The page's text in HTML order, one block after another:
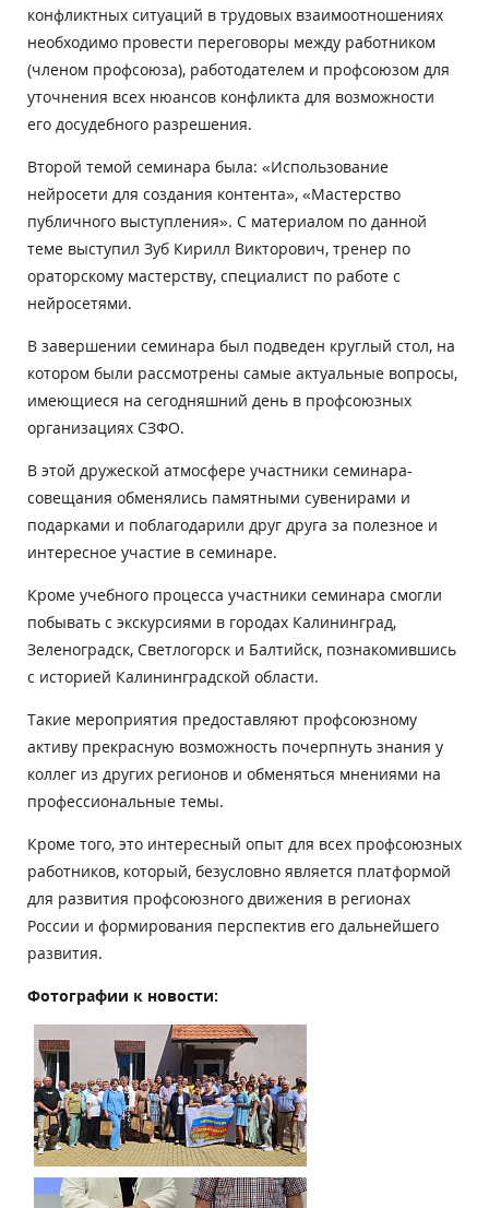
конфликтных ситуаций в трудовых взаимоотношениях
необходимо провести переговоры между работником
(членом профсоюза), работодателем и профсоюзом для
уточнения всех нюансов конфликта для возможности
его досудебного разрешения.
Второй темой семинара была: «Использование
нейросети для создания контента», «Мастерство
публичного выступления». С материалом по данной
теме выступил Зуб Кирилл Викторович, тренер по
ораторскому мастерству, специалист по работе с
нейросетями.
В завершении семинара был подведен круглый стол, на
котором были рассмотрены самые актуальные вопросы,
имеющиеся на сегодняшний день в профсоюзных
организациях СЗФО.
В этой дружеской атмосфере участники семинара-
совещания обменялись памятными сувенирами и
подарками и поблагодарили друг друга за полезное и
интересное участие в семинаре.
Кроме учебного процесса участники семинара смогли
побывать с экскурсиями в городах Калининград,
Зеленоградск, Светлогорск и Балтийск, познакомившись
с историей Калининградской области.
Такие мероприятия предоставляют профсоюзному
активу прекрасную возможность почерпнуть знания у
коллег из других регионов и обменяться мнениями на
профессиональные темы.
Кроме того, это интересный опыт для всех профсоюзных
работников, который, безусловно является платформой
для развития профсоюзного движения в регионах
России и формирования перспектив его дальнейшего
развития.
Фотографии к новости: